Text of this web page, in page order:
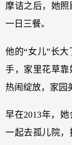
摩诘之后，她
一日三餐。
他的“女儿”长
手，家里花草
热闹绽放，家园
早在2013年，
一起去孤儿院